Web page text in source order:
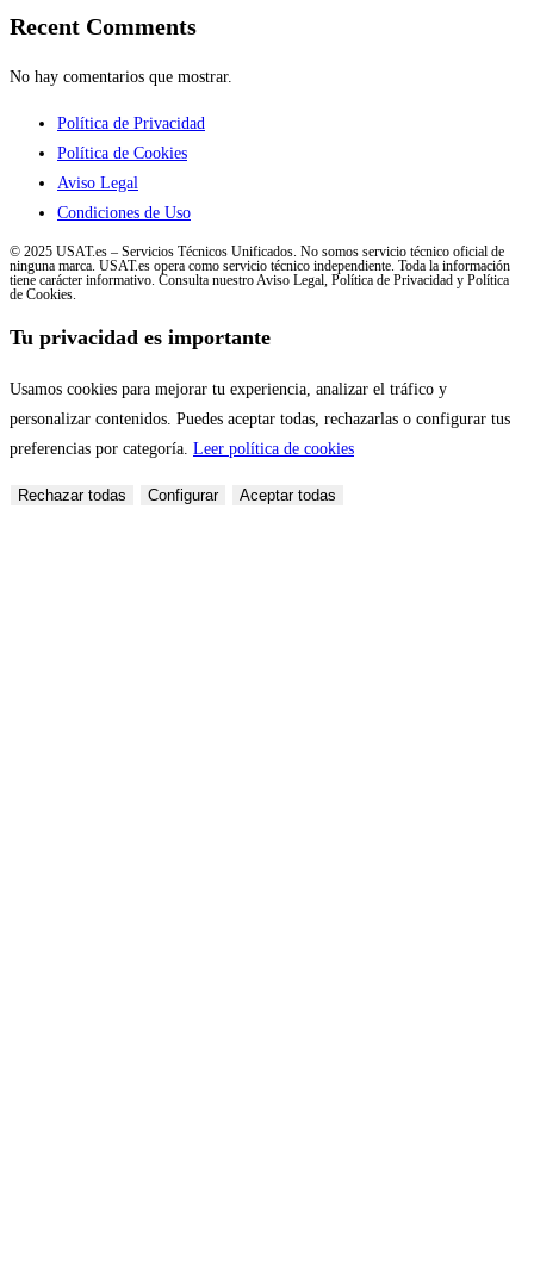
Recent Comments
No hay comentarios que mostrar.
Política de Privacidad
Política de Cookies
Aviso Legal
Condiciones de Uso
© 2025 USAT.es – Servicios Técnicos Unificados. No somos servicio técnico oficial de
ninguna marca. USAT.es opera como servicio técnico independiente. Toda la información
tiene carácter informativo. Consulta nuestro Aviso Legal, Política de Privacidad y Política
de Cookies.
Tu privacidad es importante
Usamos cookies para mejorar tu experiencia, analizar el tráfico y
personalizar contenidos. Puedes aceptar todas, rechazarlas o configurar tus
preferencias por categoría. Leer política de cookies
Rechazar todas Configurar Aceptar todas